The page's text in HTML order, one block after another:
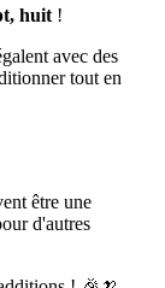
huit !
avec des
tout en
être une
d'autres